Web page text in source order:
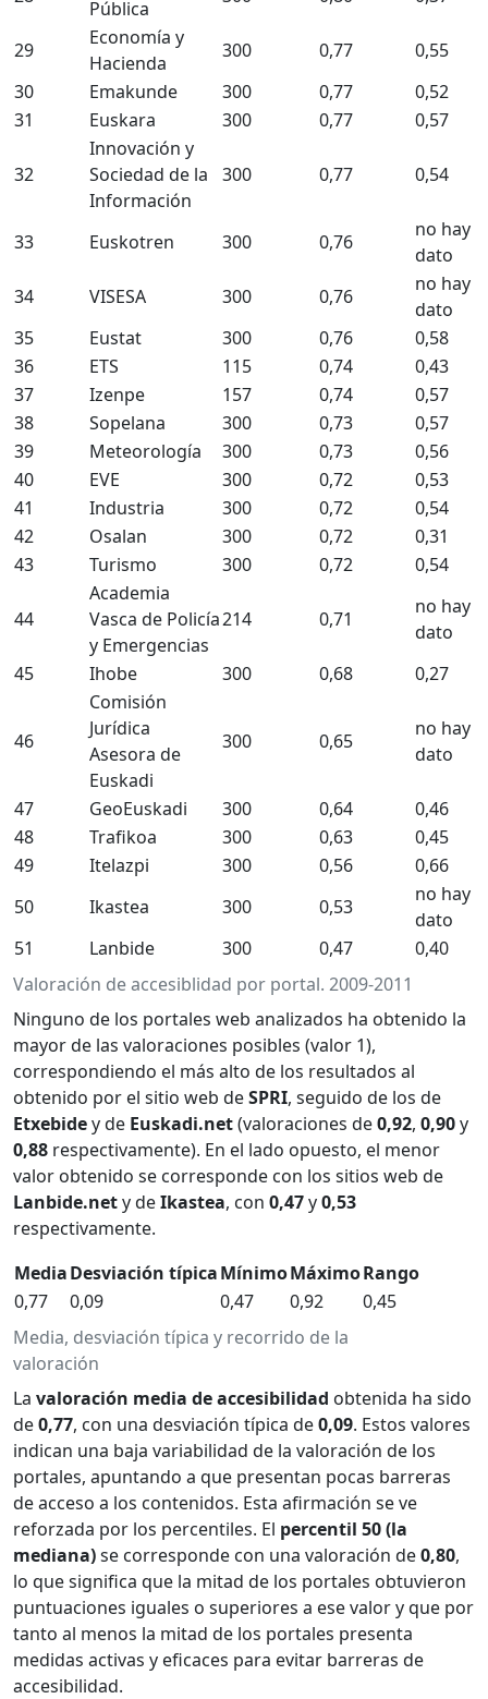
Valoración de accesiblidad por portal. 2009-2011
Pública
29
Economía y
Hacienda
300 0,77
0,55
30
Emakunde 300 0,77
0,52
31
Euskara 300 0,77 0,57
32
Innovación y
Sociedad de la
Información
300 0,77 0,54
33 Euskotren 300 0,76
no hay
dato
34
VISESA 300 0,76
no hay
dato
35
Eustat 300 0,76
0,58
36
ETS 115 0,74
0,43
37
Izenpe 157 0,74
0,57
38
Sopelana 300 0,73
0,57
39
Meteorología 300 0,73
0,56
40
EVE 300 0,72
0,53
41
Industria 300 0,72
0,54
42
Osalan 300 0,72
0,31
43
Turismo 300 0,72 0,54
44
Academia
Vasca de Policía
y Emergencias
214 0,71
no hay
dato
45
Ihobe 300 0,68 0,27
46
Comisión
Jurídica
Asesora de
Euskadi
300 0,65
no hay
dato
47 GeoEuskadi 300 0,64
0,46
48
Trafikoa 300 0,63
0,45
49
Itelazpi 300 0,56
0,66
50
Ikastea 300 0,53
no hay
dato
51
Lanbide 300 0,47 0,40
Ninguno de los portales web analizados ha obtenido la
mayor de las valoraciones posibles (valor 1),
correspondiendo el más alto de los resultados al
obtenido por el sitio web deSPRI, seguido de los de
Etxebidey de Euskadi.net(valoraciones de0,92, 0,90y
0,88 respectivamente). En el lado opuesto, el menor
valor obtenido se corresponde con los sitios web de
Lanbide.nety deIkastea, con 0,47y0,53
respectivamente.
Media, desviación típica y recorrido de la
valoración
MediaDesviación típicaMínimoMáximoRango
0,77
0,09 0,47 0,92 0,45
La valoración media de accesibilidad obtenida ha sido
de0,77, con una desviación típica de0,09. Estos valores
indican una baja variabilidad de la valoración de los
portales, apuntando a que presentan pocas barreras
de acceso a los contenidos. Esta afirmación se ve
reforzada por los percentiles. El percentil 50 (la
mediana)se corresponde con una valoración de0,80,
lo que significa que la mitad de los portales obtuvieron
puntuaciones iguales o superiores a ese valor y que por
tanto al menos la mitad de los portales presenta
medidas activas y eficaces para evitar barreras de
accesibilidad.